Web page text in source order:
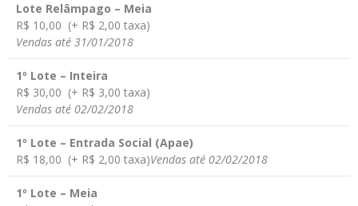
Lote Relâmpago – Meia
R$ 10,00 (+ R$ 2,00 taxa)
Vendas até 31/01/2018
1º Lote – Inteira
R$ 30,00 (+ R$ 3,00 taxa)
Vendas até 02/02/2018
1º Lote – Entrada Social (Apae)
R$ 18,00 (+ R$ 2,00 taxa)Vendas até 02/02/2018
1º Lote – Meia